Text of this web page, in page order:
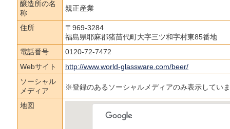
醸造所の名
称
親正産業
住所
〒969-3284
福島県耶麻郡猪苗代町大字三ツ和字村東85番地
電話番号
0120-72-7472
Webサイト
http://www.world-glassware.com/beer/
ソーシャル
メディア
※登録のあるソーシャルメディアのみ表示してい
地図